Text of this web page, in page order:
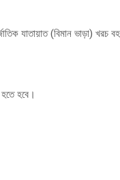
যাতায়াত (বিমান ভাড়া) খরচ
হবে।